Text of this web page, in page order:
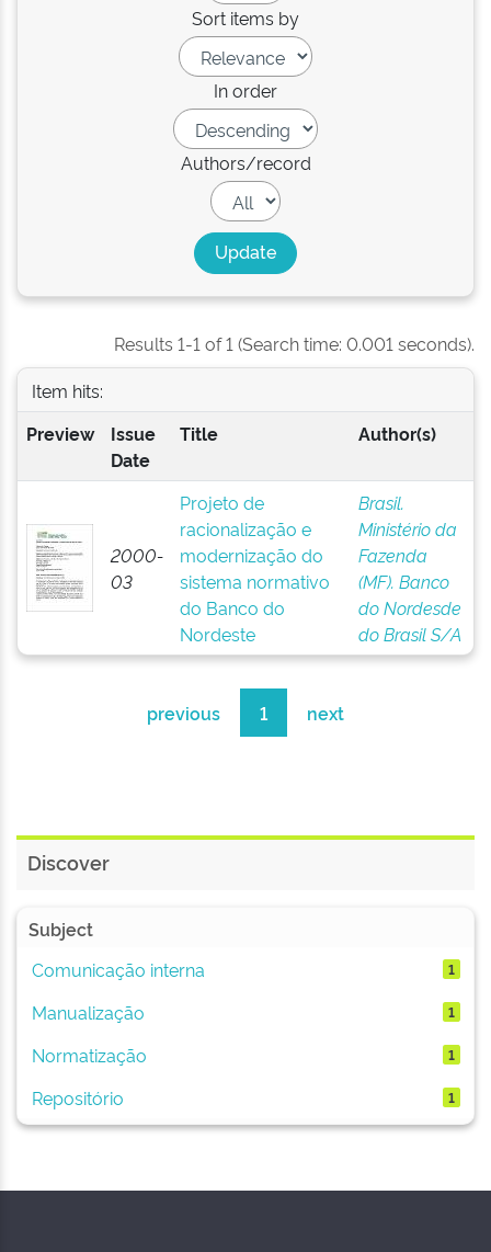
Sort items by
In order
Authors/record
Results 1-1 of 1 (Search time: 0.001 seconds).
Item hits:
Preview
Issue
Date
Title Author(s)
2000-
03
Projeto de
racionalização e
modernização do
sistema normativo
do Banco do
Nordeste
Brasil.
Ministério da
Fazenda
(MF). Banco
do Nordesde
do Brasil S/A
previous 1 next
Discover
Subject
Comunicação interna
1
Manualização 1
Normatização 1
Repositório 1